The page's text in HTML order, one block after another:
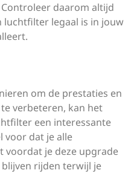
daarom altijd
luchtfilter legaal is in jouw
om de prestaties en
verbeteren, kan het
een interessante
voor dat je alle
voordat je deze upgrade
rijden terwijl je